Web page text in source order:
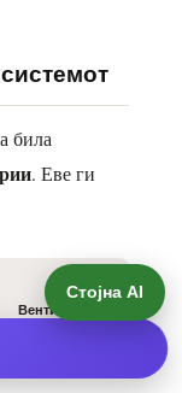
Стојна AI